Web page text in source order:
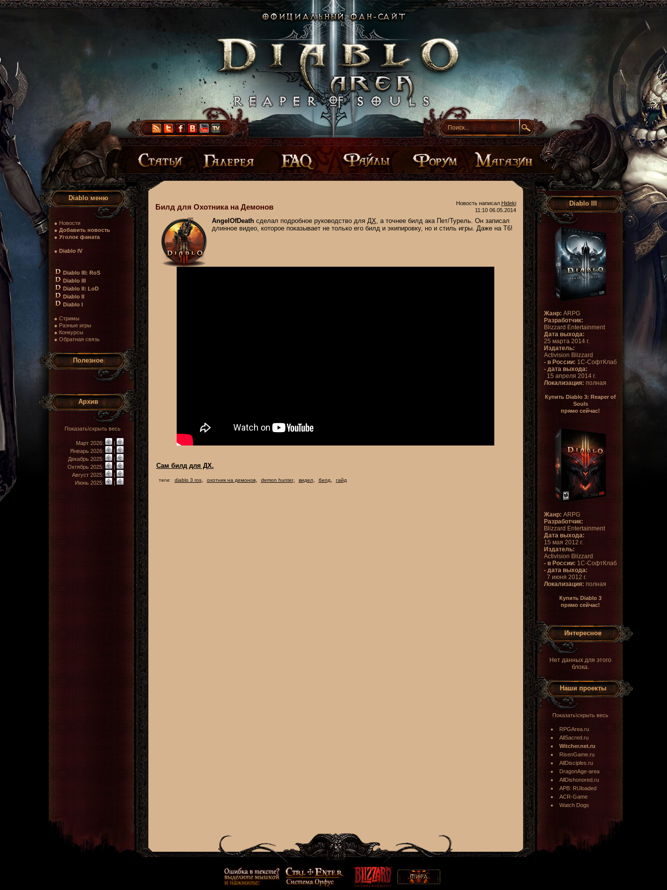
Diablo меню
● Новости
● Добавить новость
● Уголок фаната
● Diablo IV
Diablo III: RoS
Diablo III
Diablo II: LoD
Diablo II
Diablo I
● Стримы
● Разные игры
● Конкурсы
● Обратная связь
Полезное
Архив
Показать\скрыть весь
Март 2026:
|
Январь 2026:
|
Декабрь 2025:
|
Октябрь 2025:
|
Август 2025:
|
Июнь 2025:
|
Билд для Охотника на Демонов Новость написал Hideki
11:10 06.05.2014
AngelOfDeathсделал подробное руководство для ДХ, а точнее билд ака Пет/Турель. Он записал
длинное видео, которое показывает не только его билд и экипировку, но и стиль игры. Даже на Т6!
Сам билд для ДХ.
теги: diablo 3 ros, охотник на демонов, demon hunter, видел, билд, гайд
Diablo III
Жанр: ARPG
Разработчик:
Blizzard Entertainment
Дата выхода:
25 марта 2014 г.
Издатель:
Activision Blizzard
- в России: 1С-СофтКлаб
- дата выхода:
15 апреля 2014 г.
Локализация: полная
Купить Diablo 3: Reaper of
Souls
прямо сейчас!
Жанр: ARPG
Разработчик:
Blizzard Entertainment
Дата выхода:
15 мая 2012 г.
Издатель:
Activision Blizzard
- в России: 1С-СофтКлаб
- дата выхода:
7 июня 2012 г.
Локализация: полная
Купить Diablo 3
прямо сейчас!
Интересное
Нет данных для этого
блока.
Наши проекты
Показать\скрыть весь
RPGArea.ru
AllSacred.ru
Witcher.net.ru
RisenGame.ru
AllDisciples.ru
DragonAge-area
AllDishonored.ru
APB: RUloaded
ACR-Game
Watch Dogs